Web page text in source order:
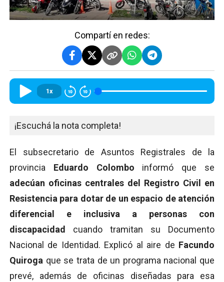
Compartí en redes:
1x
¡Escuchá la nota completa!
El subsecretario de Asuntos Registrales de la
provincia Eduardo Colombo informó que se
adecúan oficinas centrales del Registro Civil en
Resistencia para dotar de un espacio de atención
diferencial e inclusiva a personas con
discapacidad
cuando tramitan su Documento
Nacional de Identidad. Explicó al aire de Facundo
Quiroga que se trata de un programa nacional que
prevé, además de oficinas diseñadas para esa